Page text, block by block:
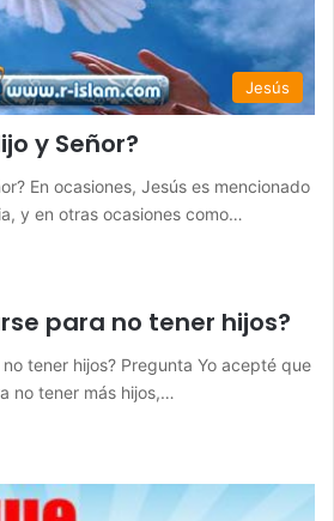
Jesús
y Señor?
En ocasiones, Jesús es mencionado
y en otras ocasiones como…
para no tener hijos?
tener hijos? Pregunta Yo acepté que
no tener más hijos,…